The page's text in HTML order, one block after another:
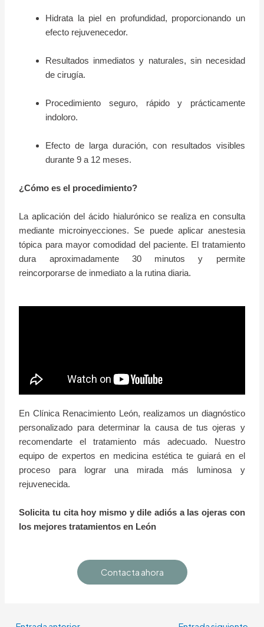
Hidrata la piel en profundidad, proporcionando un
efecto rejuvenecedor.
Resultados inmediatos y naturales, sin necesidad
de cirugía.
Procedimiento seguro, rápido y prácticamente
indoloro.
Efecto de larga duración, con resultados visibles
durante 9 a 12 meses.
¿Cómo es el procedimiento?
La aplicación del ácido hialurónico se realiza en consulta
mediante microinyecciones. Se puede aplicar anestesia
tópica para mayor comodidad del paciente. El tratamiento
dura aproximadamente 30 minutos y permite
reincorporarse de inmediato a la rutina diaria.
En Clínica Renacimiento León, realizamos un diagnóstico
personalizado para determinar la causa de tus ojeras y
recomendarte el tratamiento más adecuado. Nuestro
equipo de expertos en medicina estética te guiará en el
proceso para lograr una mirada más luminosa y
rejuvenecida.
Solicita tu cita hoy mismo y dile adiós a las ojeras con
los mejores tratamientos en León
Contacta ahora